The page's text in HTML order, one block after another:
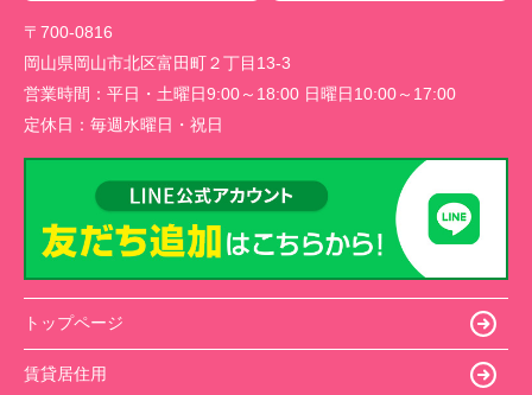
〒700-0816
岡山県岡山市北区富田町２丁目13-3
営業時間： 平日・土曜日9:00～18:00 日曜日10:00～17:00
定休日： 毎週水曜日・祝日
トップページ
賃貸居住用